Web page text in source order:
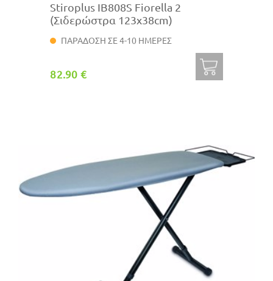
Stiroplus IB808S Fiorella 2
(Σιδερώστρα 123x38cm)
ΠΑΡΑΔΟΣΗ ΣΕ 4-10 ΗΜΕΡΕΣ
82.90 €